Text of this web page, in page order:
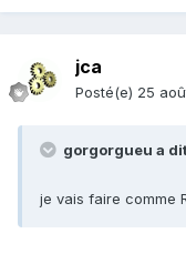
jca
Posté(e) 25
gorgorgueu a
je vais faire comme